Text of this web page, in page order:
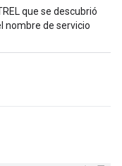
que se descubrió
nombre de servicio